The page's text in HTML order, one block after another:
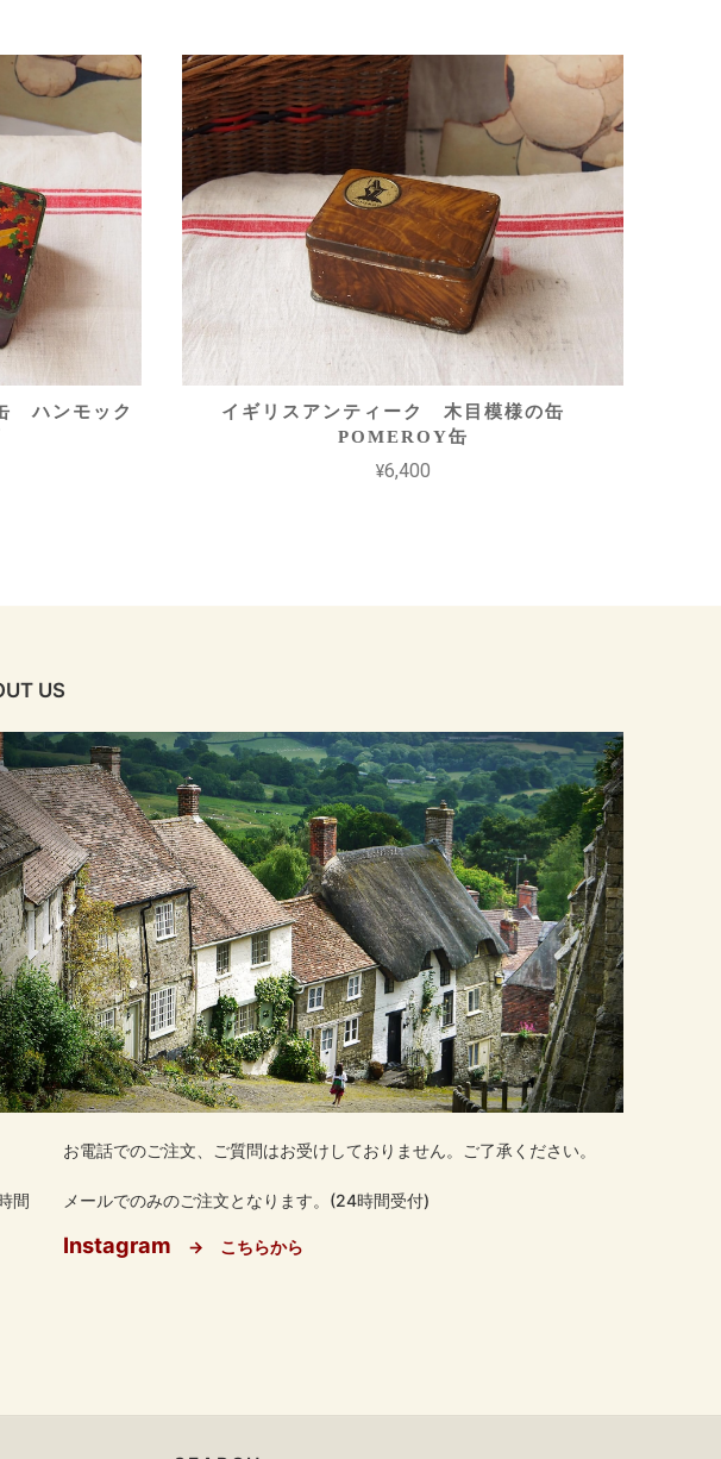
ハンモック
イギリスアンティーク 木目模様の缶
POMEROY缶
¥6,400
US
お電話でのご注文、ご質問はお受けしておりません。ご了承ください。
間 メールでのみのご注文となります。(24時間受付)
Instagram → こちらから